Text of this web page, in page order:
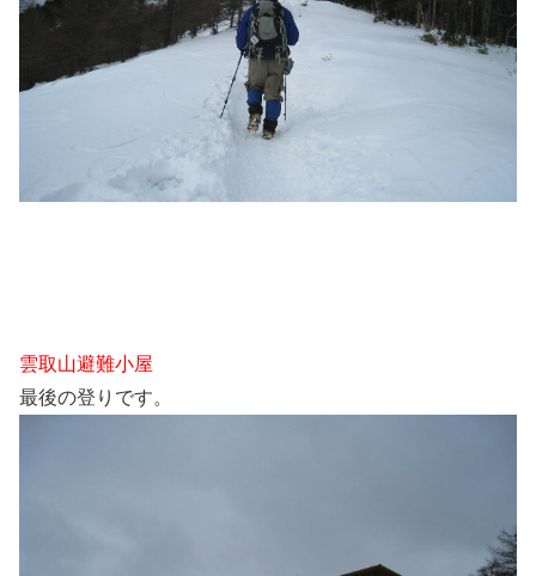
雲取山避難小屋
最後の登りです。